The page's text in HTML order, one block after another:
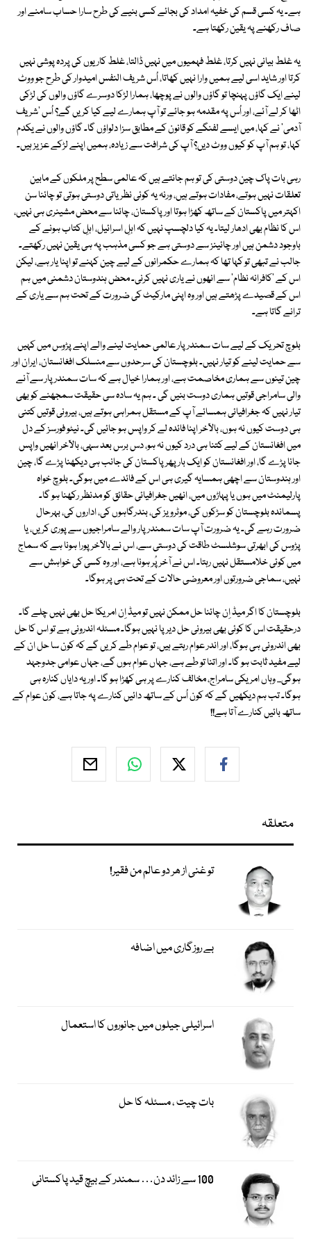
ہے۔ یہ کسی قسم کی خفیہ امداد کی بجائے کسی بنیے کی طرح سارا حساب سامنے اور
صاف رکھنے پہ یقین رکھتا ہے۔
یہ غلط بیانی نہیں کرتا، غلط فہمیوں میں نہیں ڈالتا، غلط کاریوں کی پردہ پوشی نہیں
کرتا اور شاید اسی لیے ہمیں وارا نہیں کھاتا، اُس شریف النفس امیدوار کی طرح جو ووٹ
لینے ایک گاؤں پہنچا تو گاؤں والوں نے پوچھا، ہمارا لڑکا دوسرے گاؤں والوں کی لڑکی
اٹھا کر لے آئے، اور اُس پہ مقدمہ ہو جائے تو آپ ہمارے لیے کیا کریں گے؟ اُس 'شریف
آدمی' نے کہا، میں ایسے لفنگے کو قانون کے مطابق سزا دلواؤں گا۔ گاؤں والوں نے یکدم
کہا، تو ہم آپ کو کیوں ووٹ دیں؟ آپ کی شرافت سے زیادہ، ہمیں اپنے لڑکے عزیز ہیں۔
رہی بات پاک چین دوستی کی تو ہم جانتے ہیں کہ عالمی سطح پر ملکوں کے مابین
تعلقات نہیں ہوتے، مفادات ہوتے ہیں، ورنہ یہ کوئی نظریاتی دوستی ہوتی تو چائنا سن
اکہتر میں پاکستان کے ساتھ کھڑا ہوتا اور پاکستان، چائنا سے محض مشینری ہی نہیں،
اس کا نظام بھی ادھار لیتا۔ یہ کیا دلچسپ نہیں کہ اہلِ اسرائیل، اہلِ کتاب ہونے کے
باوجود دشمن ہیں اور چائینز سے دوستی ہے جو کسی مذہب پہ ہی یقین نہیں رکھتے۔
جالب نے تبھی تو کہا تھا کہ ہمارے حکمرانوں کے لیے چین کہنے تو اپنا یار ہے، لیکن
اس کے 'کافرانہ نظام' سے انھوں نے یاری نہیں کرنی۔ محض ہندوستان دشمنی میں ہم
اس کے قصیدے پڑھتے ہیں اور وہ اپنی مارکیٹ کی ضرورت کے تحت ہم سے یاری کے
ترانے گاتا ہے۔
بلوچ تحریک کے لیے سات سمندر پار عالمی حمایت لینے والے اپنے پڑوس میں کہیں
سے حمایت لینے کو تیار نہیں۔ بلوچستان کی سرحدوں سے منسلک افغانستان، ایران اور
چین تینوں سے ہماری مخاصمت ہے، اور ہمارا خیال ہے کہ سات سمندر پار سے آنے
والی سامراجی قوتیں ہماری دوست بنیں گی ۔ ہم یہ سادہ سی حقیقت سمجھنے کو بھی
تیار نہیں کہ جغرافیائی ہمسائے آپ کے مستقل ہمراہی ہوتے ہیں، بیرونی قوتیں کتنی
ہی دوست کیوں نہ ہوں، بالآخر اپنا فائدہ لے کر واپس ہو جائیں گی۔ نیٹو فورسز کے دل
میں افغانستان کے لیے کتنا ہی درد کیوں نہ ہو، دس برس بعد سہی، بالآخر انھیں واپس
جانا پڑے گا، اور افغانستان کو ایک بار پھر پاکستان کی جانب ہی دیکھنا پڑے گا، چین
اور ہندوستان سے اچھی ہمسایہ گیری ہی اس کے فائدے میں ہوگی۔ بلوچ خواہ
پارلیمنٹ میں ہوں یا پہاڑوں میں، انھیں جغرافیائی حقائق کو مدنظر رکھنا ہو گا۔
پسماندہ بلوچستان کو سڑکوں کی، موٹرویز کی، بندرگاہوں کی، اداروں کی، بہرحال
ضرورت رہے گی۔ یہ ضرورت آپ سات سمندر پار والے سامراجیوں سے پوری کریں، یا
پڑوس کی ابھرتی سوشلسٹ طاقت کی دوستی سے، اس نے بالآخر پورا ہونا ہے کہ سماج
میں کوئی خلامستقل نہیں رہتا۔ اس نے آخر پُر ہونا ہے، اور وہ کسی کی خواہش سے
نہیں، سماجی ضرورتوں اور معروضی حالات کے تحت ہی پر ہوگا۔
بلوچستان کا اگر میڈ اِن چائنا حل ممکن نہیں تو میڈ اِن امریکا حل بھی نہیں چلے گا۔
درحقیقت اس کا کوئی بھی بیرونی حل دیرپا نہیں ہوگا۔ مسئلہ اندرونی ہے تو اس کا حل
بھی اندرونی ہی ہوگا، اور اندر عوام رہتے ہیں، تو عوام طے کریں گے کہ کون سا حل ان کے
لیے مفید ثابت ہو گا۔ اور اتنا تو طے ہے، جہاں عوام ہوں گے، جہاں عوامی جدوجہد
ہوگی... وہاں امریکی سامراج، مخالف کنارے پر ہی کھڑا ہو گا۔ اور یہ دایاں کنارہ ہی
ہوگا۔ تب ہم دیکھیں گے کہ کون اُس کے ساتھ دائیں کنارے پہ جاتا ہے، کون عوام کے
ساتھ بائیں کنارے آتا ہے!!
متعلقہ
تو غنی از ھر دو عالم من فقیر!
بے روزگاری میں اضافہ
اسرائیلی جیلوں میں جانوروں کا استعمال
بات چیت ، مسئلہ کا حل
100 سے زائد دن… سمندر کے بیچ قید پاکستانی